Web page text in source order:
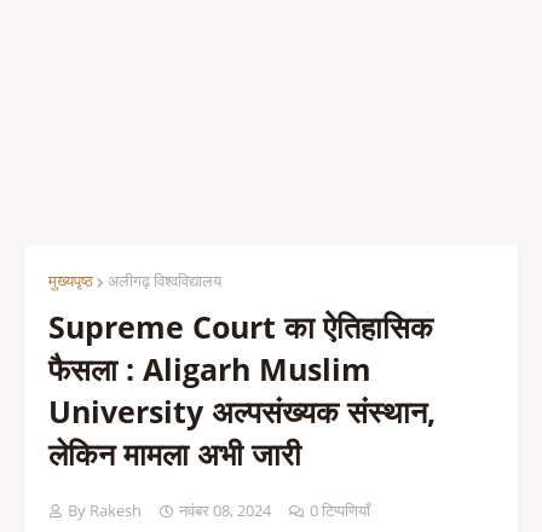
मुख्यपृष्ठ अलीगढ़ विश्वविद्यालय
Supreme Court का ऐतिहासिक
फैसला : Aligarh Muslim
University अल्पसंख्यक संस्थान,
लेकिन मामला अभी जारी
By Rakesh नवंबर 08, 2024 0 टिप्पणियाँ